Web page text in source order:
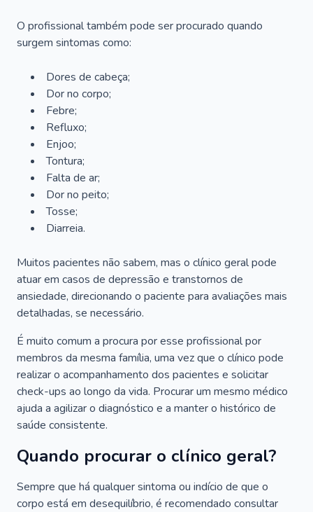
O profissional também pode ser procurado quando
surgem sintomas como:
Dores de cabeça;
Dor no corpo;
Febre;
Refluxo;
Enjoo;
Tontura;
Falta de ar;
Dor no peito;
Tosse;
Diarreia.
Muitos pacientes não sabem, mas o clínico geral pode
atuar em casos de depressão e transtornos de
ansiedade, direcionando o paciente para avaliações mais
detalhadas, se necessário.
É muito comum a procura por esse profissional por
membros da mesma família, uma vez que o clínico pode
realizar o acompanhamento dos pacientes e solicitar
check-ups ao longo da vida. Procurar um mesmo médico
ajuda a agilizar o diagnóstico e a manter o histórico de
saúde consistente.
Quando procurar o clínico geral?
Sempre que há qualquer sintoma ou indício de que o
corpo está em desequilíbrio, é recomendado consultar